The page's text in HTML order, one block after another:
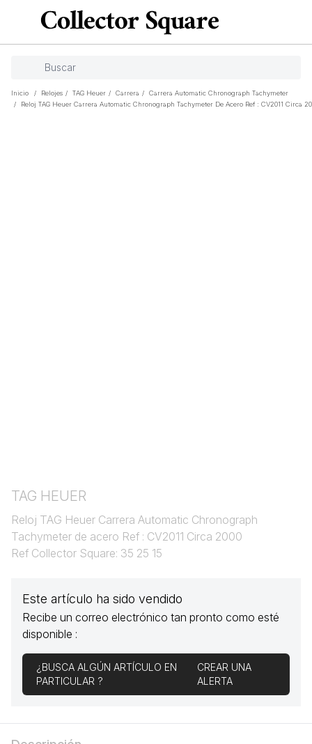
Inicio / Relojes / TAG Heuer / Carrera /
Carrera Automatic Chronograph Tachymeter
/
Reloj TAG Heuer Carrera Automatic Chronograph Tachymeter De Acero Ref : CV2011 Circa
TAG HEUER
Reloj TAG Heuer Carrera Automatic Chronograph
Tachymeter de acero Ref : CV2011 Circa 2000
Ref Collector Square: 35 25 15
Este artículo ha sido vendido
Recibe un correo electrónico tan pronto como esté
disponible :
¿BUSCA ALGÚN ARTÍCULO EN
PARTICULAR ?
CREAR UNA
ALERTA